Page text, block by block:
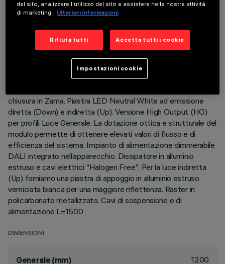
DATI TECNICI
Corpo illuminante sospensione Stand Alone. Il prodotto è
chiusura in Zama. Piastra LED Neutral White ad emissione
diretta (Down) e indiretta (Up). Versione High Output (HO)
per profili Luce Generale. La dotazione ottica e strutturale del
modulo permette di ottenere elevati valori di flusso e di
efficienza del sistema. Impianto di alimentazione dimmerabile
DALI integrato nell’apparecchio. Dissipatore in alluminio
estruso e cavi elettrici "Halogen Free". Per la luce indiretta
(Up) forniamo una piastra di appoggio in alluminio estruso
verniciata bianca per una maggiore riflettenza. Raster in
policarbonato metallizzato. Cavi di sospensione e di
alimentazione L=1500
DIMENSIONI
Generale (mm) 1200
del sito, analizzare l'utilizzo del sito e assistere nelle nostre attività
di marketing.
Ulteriori informazioni
Rifiuta tutti Accetta tutti i cookie
Impostazioni cookie